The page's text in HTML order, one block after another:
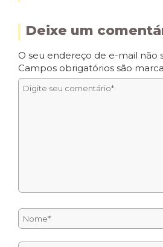
Deixe um
O seu endereço de e-mail não
Campos obrigatórios são